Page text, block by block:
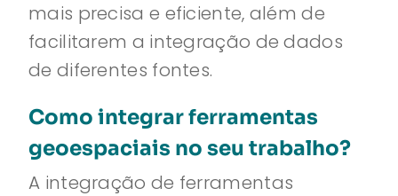
mais precisa e eficiente, além de
facilitarem a integração de dados
de diferentes fontes.
Como integrar ferramentas
geoespaciais no seu trabalho?
A integração de ferramentas